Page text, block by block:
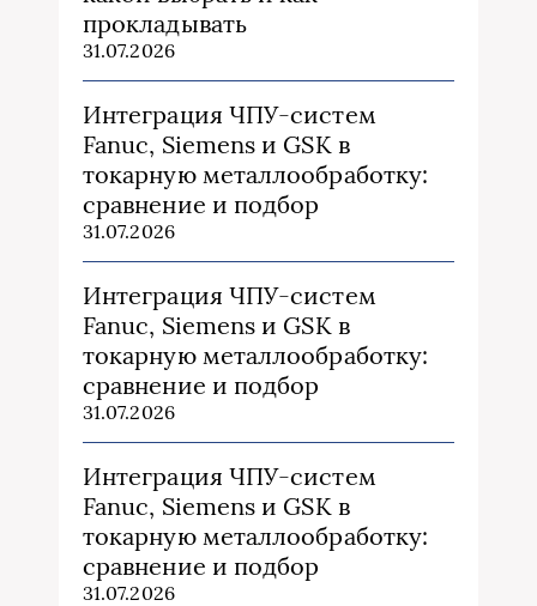
прокладывать
31.07.2026
Интеграция ЧПУ-систем
Fanuc, Siemens и GSK в
токарную металлообработку:
сравнение и подбор
31.07.2026
Интеграция ЧПУ-систем
Fanuc, Siemens и GSK в
токарную металлообработку:
сравнение и подбор
31.07.2026
Интеграция ЧПУ-систем
Fanuc, Siemens и GSK в
токарную металлообработку:
сравнение и подбор
31.07.2026